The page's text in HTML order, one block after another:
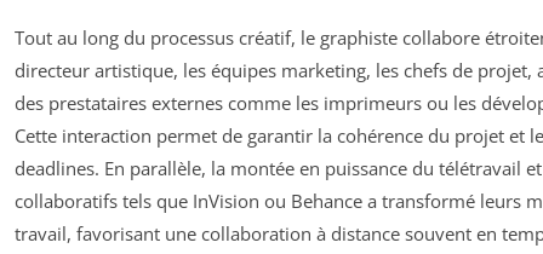
Tout au long du processus créatif, le graphiste collabore
directeur artistique, les équipes marketing, les chefs de projet,
des prestataires externes comme les imprimeurs ou les
Cette interaction permet de garantir la cohérence du projet et
deadlines. En parallèle, la montée en puissance du télétravail
collaboratifs tels que InVision ou Behance a transformé leurs
travail, favorisant une collaboration à distance souvent en